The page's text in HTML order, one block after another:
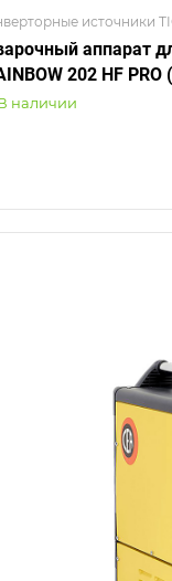
источники
аппарат
202 HF PRO
наличии